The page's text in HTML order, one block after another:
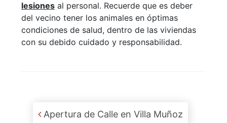
lesionesal personal. Recuerde que es deber
del vecino tener los animales en óptimas
condiciones de salud, dentro de las viviendas
con su debido cuidado y responsabilidad.
Post navigation
Apertura de Calle en Villa Muñoz